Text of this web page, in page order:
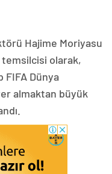
Hajime Moriyasu
temsilcisi olarak,
FIFA Dünya
almaktan büyük